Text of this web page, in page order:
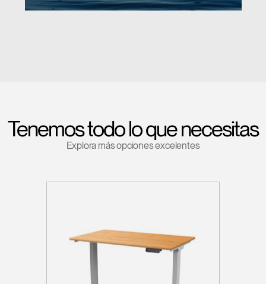
Tenemos todo lo que necesitas
Explora más opciones excelentes